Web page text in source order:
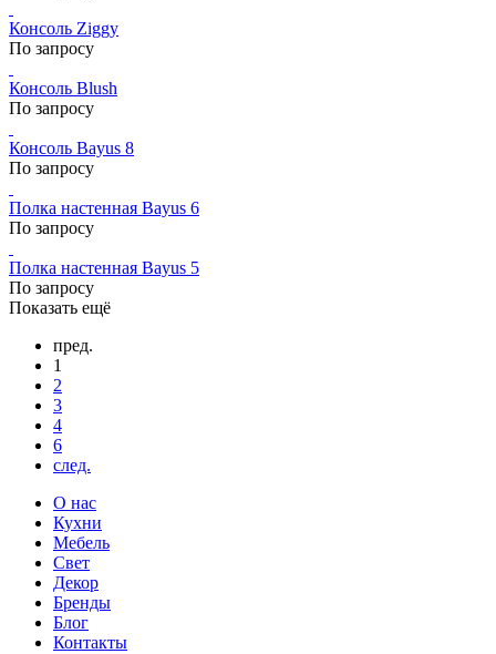
Консоль Ziggy
По запросу
Консоль Blush
По запросу
Консоль Bayus 8
По запросу
Полка настенная Bayus 6
По запросу
Полка настенная Bayus 5
По запросу
Показать ещё
пред.
1
2
3
4
6
след.
О нас
Кухни
Мебель
Свет
Декор
Бренды
Блог
Контакты